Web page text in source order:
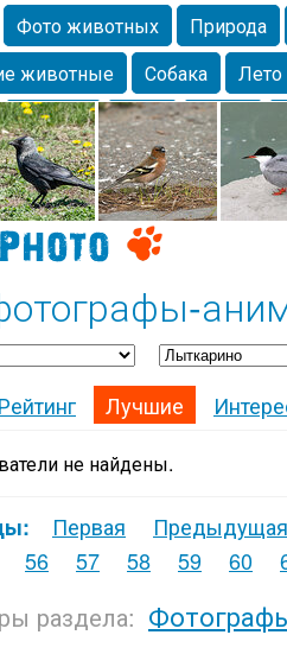
Фото животных Природа
животные Собака Лето
Красота Фото Озеро
Лебедь Город
Рейтинг Лучшие
не найдены.
Первая Предыдущая
56 57 58 59 60
раздела: